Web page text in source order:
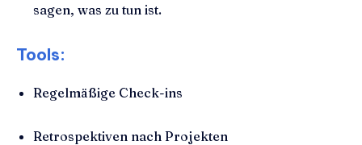
sagen, was zu tun ist.
Tools:
Regelmäßige Check-ins
Retrospektiven nach Projekten